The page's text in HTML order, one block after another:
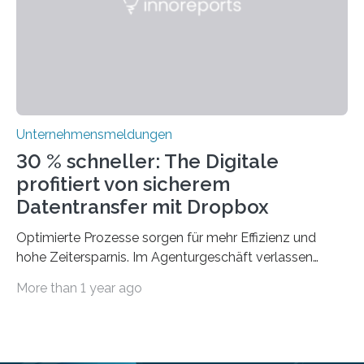
traditionelle Geschäftsprozesse in vielerlei Hinsicht
Unternehmensmeldungen
30 % schneller: The Digitale
profitiert von sicherem
Datentransfer mit Dropbox
Optimierte Prozesse sorgen für mehr Effizienz und
hohe Zeitersparnis. Im Agenturgeschäft verlassen
machen sich auf den Weg zu Kunden oder Partnern.
More than 1 year ago